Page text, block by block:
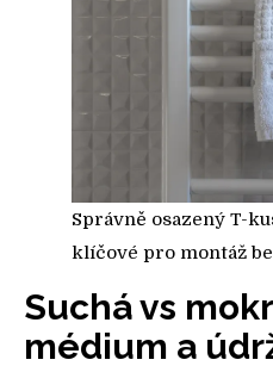
Správně osazený T-
klíčové pro montáž
Suchá vs
médium a